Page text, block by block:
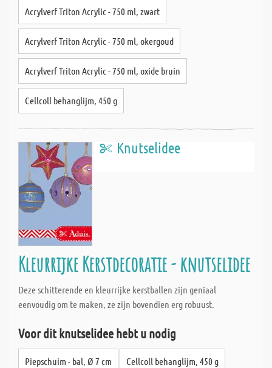
Acrylverf Triton Acrylic - 750 ml, zwart
Acrylverf Triton Acrylic - 750 ml, okergoud
Acrylverf Triton Acrylic - 750 ml, oxide bruin
Cellcoll behanglijm, 450 g
Knutselidee
Kleurrijke Kerstdecoratie - knutselidee
Deze schitterende en kleurrijke kerstballen zijn geniaal
eenvoudig om te maken, ze zijn bovendien erg robuust.
Voor dit knutselidee hebt u nodig
Piepschuim - bal, Ø 7 cm Cellcoll behanglijm, 450 g